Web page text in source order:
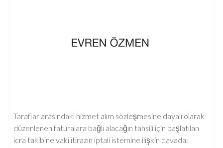
Taraflar arasındaki hizmet alım sözleşmesine dayalı olarak
düzenlenen faturalara bağlı alacağın tahsili için başlatılan
icra takibine vaki itirazın iptali istemine ilişkin davada: